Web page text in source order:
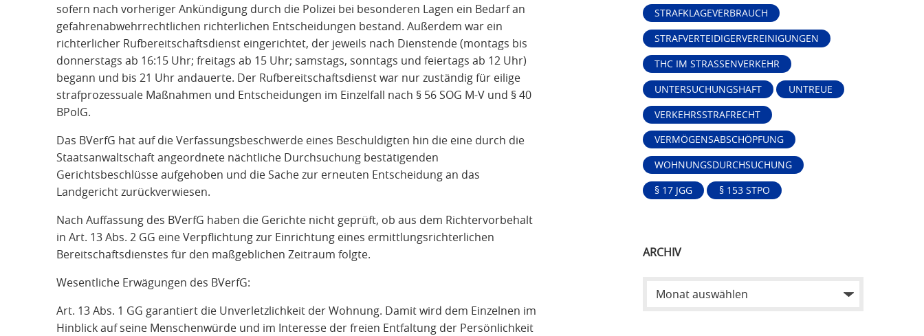
sofern nach vorheriger Ankündigung durch die Polizei bei besonderen Lagen ein Bedarf an
gefahrenabwehrrechtlichen richterlichen Entscheidungen bestand. Außerdem war ein
richterlicher Rufbereitschaftsdienst eingerichtet, der jeweils nach Dienstende (montags bis
donnerstags ab 16:15 Uhr; freitags ab 15 Uhr; samstags, sonntags und feiertags ab 12 Uhr)
begann und bis 21 Uhr andauerte. Der Rufbereitschaftsdienst war nur zuständig für eilige
strafprozessuale Maßnahmen und Entscheidungen im Einzelfall nach § 56 SOG M-V und § 40
BPolG.
Das BVerfG hat auf die Verfassungsbeschwerde eines Beschuldigten hin die eine durch die
Staatsanwaltschaft angeordnete nächtliche Durchsuchung bestätigenden
Gerichtsbeschlüsse aufgehoben und die Sache zur erneuten Entscheidung an das
Landgericht zurückverwiesen.
Nach Auffassung des BVerfG haben die Gerichte nicht geprüft, ob aus dem Richtervorbehalt
in Art. 13 Abs. 2 GG eine Verpflichtung zur Einrichtung eines ermittlungsrichterlichen
Bereitschaftsdienstes für den maßgeblichen Zeitraum folgte.
Wesentliche Erwägungen des BVerfG:
Art. 13 Abs. 1 GG garantiert die Unverletzlichkeit der Wohnung. Damit wird dem Einzelnen im
Hinblick auf seine Menschenwürde und im Interesse der freien Entfaltung der Persönlichkeit
STRAFKLAGEVERBRAUCH
STRAFVERTEIDIGERVEREINIGUNGEN
THC IM STRASSENVERKEHR
UNTERSUCHUNGSHAFT
UNTREUE
VERKEHRSSTRAFRECHT
VERMÖGENSABSCHÖPFUNG
WOHNUNGSDURCHSUCHUNG
§ 17 JGG
§ 153 STPO
ARCHIV